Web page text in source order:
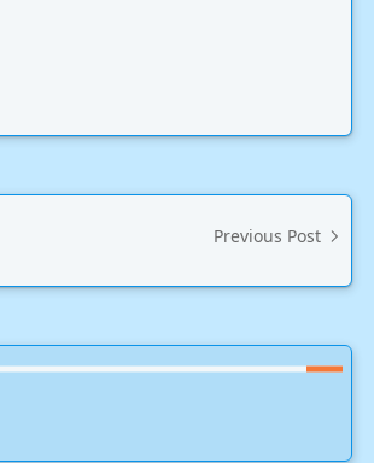
Previous Post